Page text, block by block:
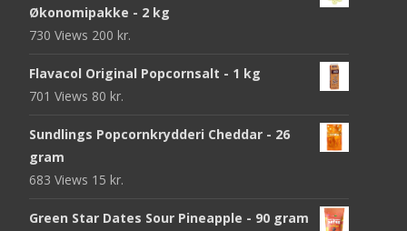
Økonomipakke - 2 kg
730 Views 200 kr.
Flavacol Original Popcornsalt - 1 kg
701 Views 80 kr.
Sundlings Popcornkrydderi Cheddar - 26
gram
683 Views 15 kr.
Green Star Dates Sour Pineapple - 90 gram